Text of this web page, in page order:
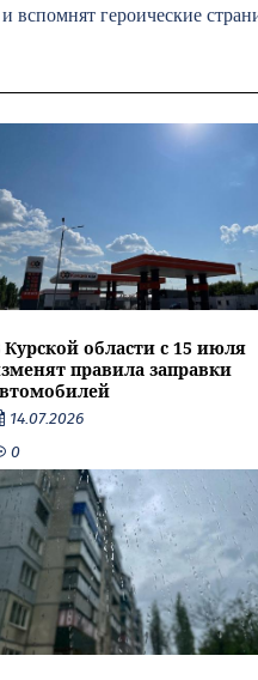
вспомнят героические
Курской области с 15 июля
правила заправки
14.07.2026
0